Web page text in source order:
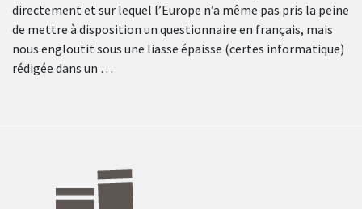
directement et sur lequel l’Europe n’a même pas pris la peine
de mettre à disposition un questionnaire en français, mais
nous engloutit sous une liasse épaisse (certes informatique)
rédigée dans un …